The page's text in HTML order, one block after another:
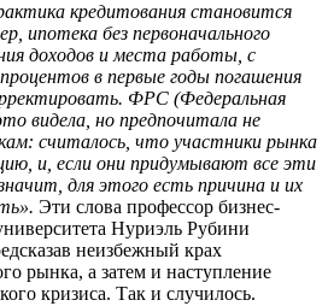
кредитования становится
ипотека без первоначального
доходов и места работы, с
в первые годы погашения
ФРС (Федеральная
видела, но предпочитала не
считалось, что участники рынка
и, если они придумывают все эти
для этого есть причина и их
Эти слова профессор бизнес-
Нуриэль Рубини
неизбежный крах
рынка, а затем и наступление
кризиса. Так и случилось.